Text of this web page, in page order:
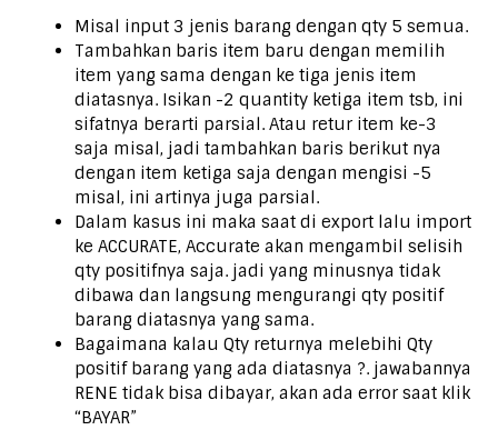
Misal input 3 jenis barang dengan qty 5 semua.
Tambahkan baris item baru dengan memilih
item yang sama dengan ke tiga jenis item
diatasnya. Isikan -2 quantity ketiga item tsb, ini
sifatnya berarti parsial. Atau retur item ke-3
saja misal, jadi tambahkan baris berikut nya
dengan item ketiga saja dengan mengisi -5
misal, ini artinya juga parsial.
Dalam kasus ini maka saat di export lalu import
ke ACCURATE, Accurate akan mengambil selisih
qty positifnya saja. jadi yang minusnya tidak
dibawa dan langsung mengurangi qty positif
barang diatasnya yang sama.
Bagaimana kalau Qty returnya melebihi Qty
positif barang yang ada diatasnya ?. jawabannya
RENE tidak bisa dibayar, akan ada error saat klik
“BAYAR”